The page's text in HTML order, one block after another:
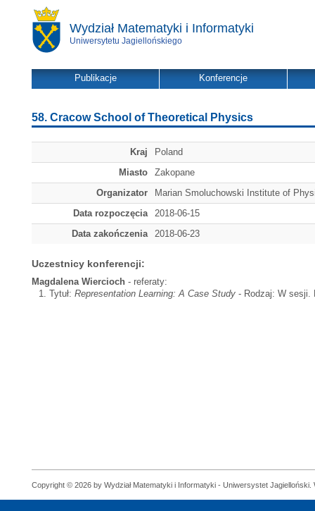
Wydział Matematyki i Informatyki
Uniwersytetu Jagiellońskiego
Publikacje Konferencje
58. Cracow School of Theoretical Physics
Kraj
Poland
Miasto
Zakopane
Organizator
Marian Smoluchowski Institute of
Data rozpoczęcia
2018-06-15
Data zakończenia
2018-06-23
Uczestnicy konferencji:
Magdalena Wiercioch - referaty:
Tytuł: Representation Learning: A Case Study - Rodzaj: W sesji.
Copyright © 2026 by Wydział Matematyki i Informatyki - Uniwersystet